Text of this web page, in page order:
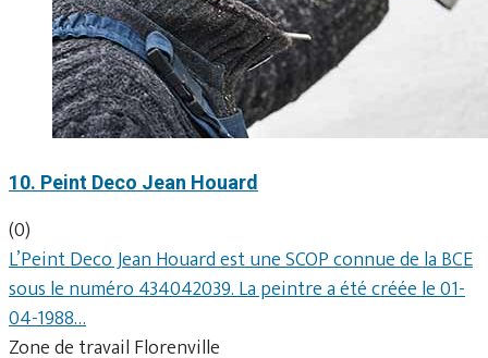
10. Peint Deco Jean Houard
(0)
L’Peint Deco Jean Houard est une SCOP connue de la BCE
sous le numéro 434042039. La peintre a été créée le 01-
04-1988…
Zone de travail Florenville